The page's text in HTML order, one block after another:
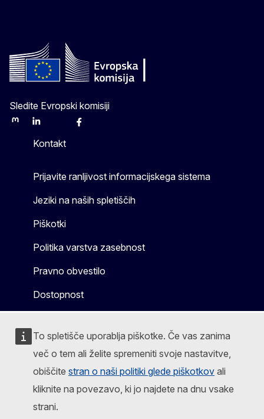
To spletišče uporablja piškotke. Če vas zanima
več o tem ali želite spremeniti svoje nastavitve,
obiščite stran o naši politiki glede piškotkov ali
kliknite na povezavo, ki jo najdete na dnu vsake
strani.
Sledite Evropski komisiji
MastodonLinkedInBlueskyFacebook
Kontakt
Prijavite ranljivost informacijskega sistema
Jeziki na naših spletiščih
Piškotki
Politika varstva zasebnost
Pravno obvestilo
Dostopnost